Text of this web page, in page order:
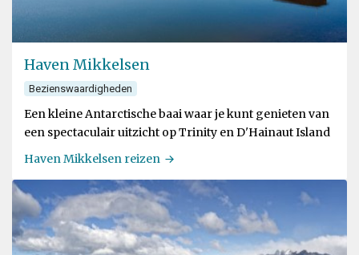
Haven Mikkelsen
Bezienswaardigheden
Een kleine Antarctische baai waar je kunt genieten van
een spectaculair uitzicht op Trinity en D'Hainaut Island
Haven Mikkelsen reizen